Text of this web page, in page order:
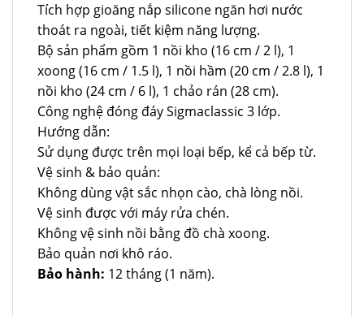
Tích hợp gioăng nắp silicone ngăn hơi nước
thoát ra ngoài, tiết kiệm năng lượng.
Bộ sản phẩm gồm 1 nồi kho (16 cm / 2 l), 1
xoong (16 cm / 1.5 l), 1 nồi hầm (20 cm / 2.8 l), 1
nồi kho (24 cm / 6 l), 1 chảo rán (28 cm).
Công nghệ đóng đáy Sigmaclassic 3 lớp.
Hướng dẫn:
Sử dụng được trên mọi loại bếp, kể cả bếp từ.
Vệ sinh & bảo quản:
Không dùng vật sắc nhọn cào, chà lòng nồi.
Vệ sinh được với máy rửa chén.
Không vệ sinh nồi bằng đồ chà xoong.
Bảo quản nơi khô ráo.
Bảo hành: 12 tháng (1 năm).